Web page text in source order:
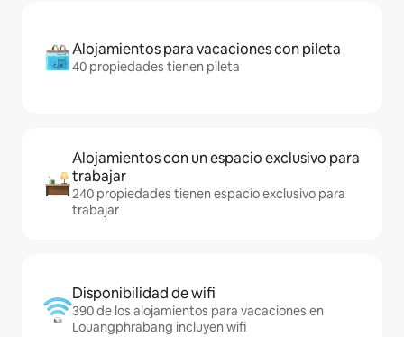
Alojamientos para vacaciones con pileta
40 propiedades tienen pileta
Alojamientos con un espacio exclusivo para
trabajar
240 propiedades tienen espacio exclusivo para
trabajar
Disponibilidad de wifi
390 de los alojamientos para vacaciones en
Louangphrabang incluyen wifi